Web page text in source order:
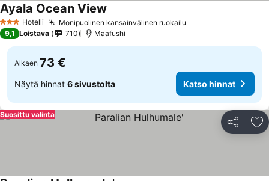
3 Tähtiluokitus
Hotelli Monipuolinen kansainvälinen ruokailu
Ayala Ocean View
9,1 Loistava 710 Maafushi
Alkaen 73 €
Näytä hinnat 6 sivustolta Katso hinnat
Jaa
Suosittu valinta